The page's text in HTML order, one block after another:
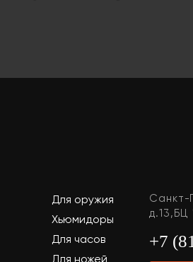
Для оружия
Хьюмидоры
Для часов
Для ножей
Санкт-
д.13,БЦ
+7